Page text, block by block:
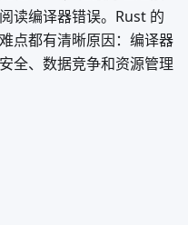
读编译器错误。Rust 的
点都有清晰原因：编译器
全、数据竞争和资源管理